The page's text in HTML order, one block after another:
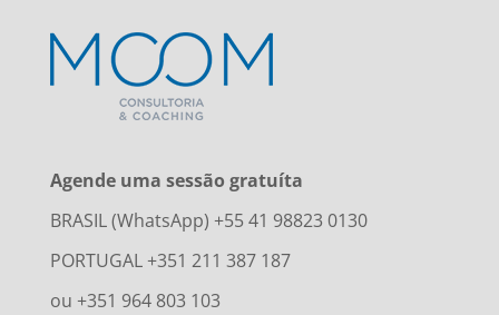
Agende uma sessão gratuíta
BRASIL (WhatsApp) +55 41 98823 0130
PORTUGAL +351 211 387 187
ou +351 964 803 103